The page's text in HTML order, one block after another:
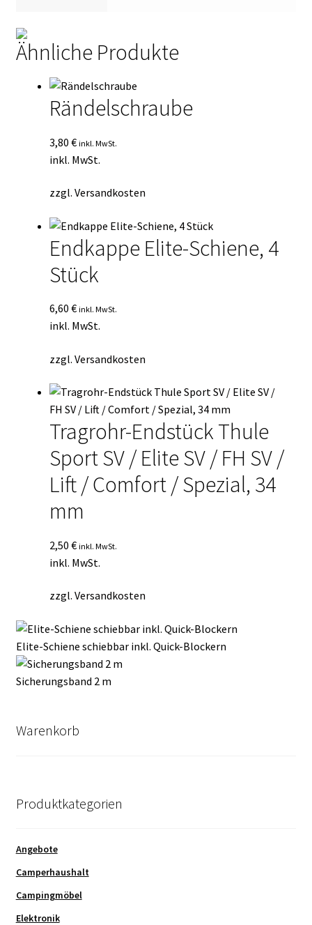
Ähnliche Produkte
Rändelschraube
3,80 € inkl. MwSt.
inkl. MwSt.
zzgl. Versandkosten
Endkappe Elite-Schiene, 4
Stück
6,60 € inkl. MwSt.
inkl. MwSt.
zzgl. Versandkosten
Tragrohr-Endstück Thule
Sport SV / Elite SV / FH SV /
Lift / Comfort / Spezial, 34
mm
2,50 € inkl. MwSt.
inkl. MwSt.
zzgl. Versandkosten
Elite-Schiene schiebbar inkl. Quick-Blockern
Sicherungsband 2 m
Warenkorb
Produktkategorien
Angebote
Camperhaushalt
Campingmöbel
Elektronik